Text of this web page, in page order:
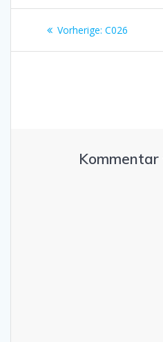
Vorherige: Vorheriger
C026